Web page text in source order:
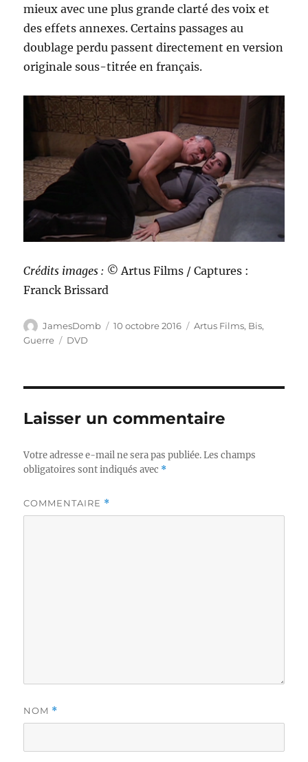
mieux avec une plus grande clarté des voix et
des effets annexes. Certains passages au
doublage perdu passent directement en version
originale sous-titrée en français.
Crédits images : © Artus Films / Captures :
Franck Brissard
Auteur
JamesDomb
Publié
10 octobre 2016 Catégories
Artus Films, Bis,
Guerre
Étiquettes
DVD
Laisser un commentaire
Votre adresse e-mail ne sera pas publiée. Les champs
obligatoires sont indiqués avec *
COMMENTAIRE *
NOM *